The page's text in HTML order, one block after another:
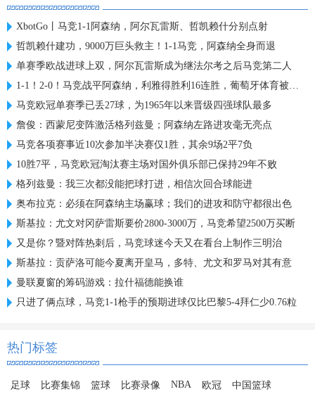
XbotGo丨马竞1-1阿森纳，阿尔瓦雷斯、哲凯赖什分别点射
哲凯赖什建功，9000万巨头救主！1-1马竞，阿森纳全身而退
单赛季欧战进球上双，阿尔瓦雷斯成为继法尔考之后马竞第二人
1-1！2-0！马竞战平阿森纳，利雅得胜利16连胜，葡萄牙体育被绝平
马竞欧冠单赛季已丢27球，为1965年以来晋级四强球队最多
詹俊：西蒙尼变阵激活格列兹曼；阿森纳左路进攻毫无亮点
马竞各项赛事近10次参加半决赛仅1胜，其余9场2平7负
10胜7平，马竞欧冠淘汰赛主场对国外俱乐部已保持29年不败
格列兹曼：我三次都没能把球打进，相信次回合球能进
奥布拉克：必须在阿森纳主场赢球；我们的进攻和防守都很出色
斯基拉：尤文对冈萨雷斯要价2800-3000万，马竞希望2500万买断
又是你？暨对阵热刺后，马竞球迷今天又在看台上制作三明治
斯基拉：贡萨洛可能今夏离开皇马，多特、尤文和罗马对其有意
曼联夏窗的筹码游戏：拉什福德能换谁
只进了俩点球，马竞1-1枪手的预期进球仅比巴黎5-4拜仁少0.76粒
热门标签
足球 比赛集锦 篮球 比赛录像 NBA 欧冠 中国篮球